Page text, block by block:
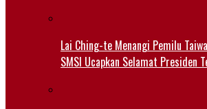
Lai Ching-te Menangi Pemilu
SMSI Ucapkan Selamat Presiden